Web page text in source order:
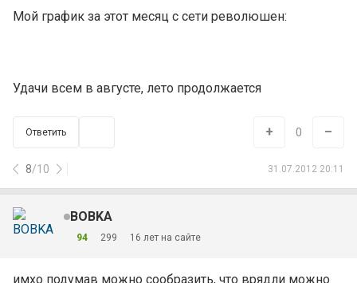
Мой график за этот месяц с сети революшен:
Удачи всем в августе, лето продолжается
Ответить
8/10 31.07.2012 20:11
+ 0 –
BOBKA
94 299 16 лет на сайте
имхо подумав можно сообразить, что врядли можно